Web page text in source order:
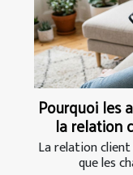
Pourquoi les
la relation
La relation
que les